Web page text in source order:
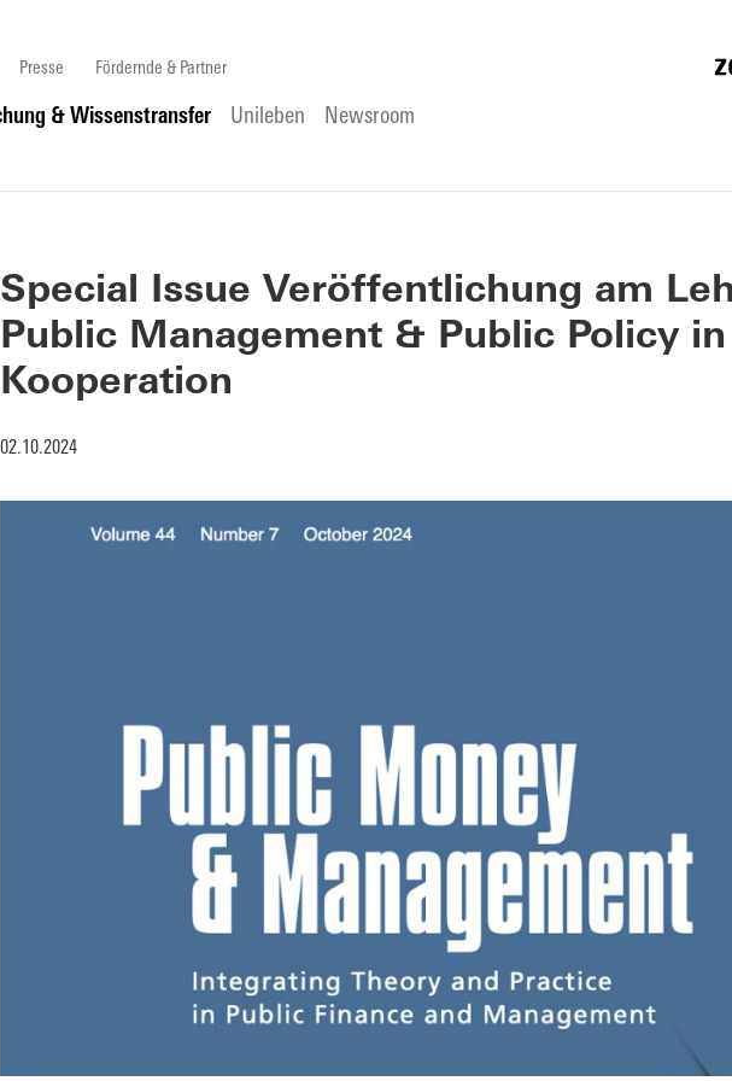
Presse Fördernde & Partner
& Wissenstransfer Unileben Newsroom
Special Issue Veröffentlichung am
Public Management & Public Policy
Kooperation
02.10.2024